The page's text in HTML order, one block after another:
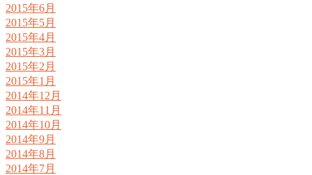
2015年6月
2015年5月
2015年4月
2015年3月
2015年2月
2015年1月
2014年12月
2014年11月
2014年10月
2014年9月
2014年8月
2014年7月